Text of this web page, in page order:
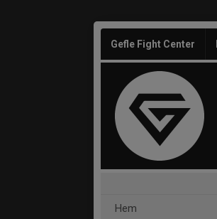
Gefle Fight Center
Hem